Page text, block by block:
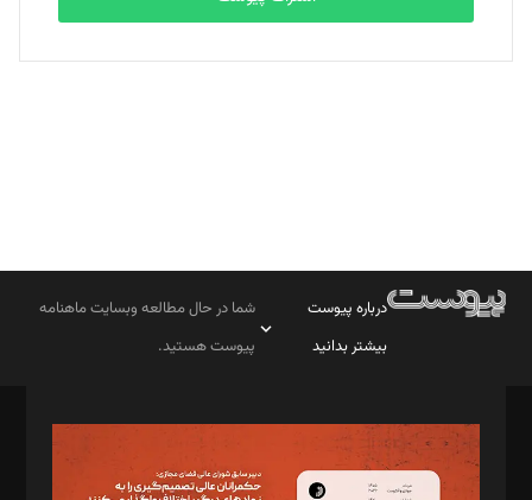
بابک نقاش
تحریریه
درباره پیوست
بیشتر بدانید
شما در حال مطالعه وبسایت ماهنامه
پیوست هستید.
مدیر مسئول: محمدباقر اثنی‌عشری
سردبیر: مهرک محمودی